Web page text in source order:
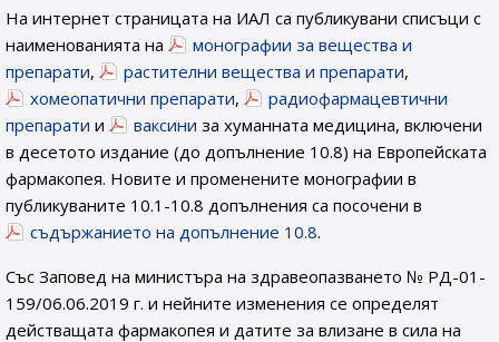
На интернет страницата на ИАЛ са публикувани списъци с
наименованията на
монографии за вещества и
препарати, растителни вещества и препарати,
хомеопатични препарати,
радиофармацевтични
препарати и ваксини за хуманната медицина, включени
в десетото издание (до допълнение 10.8) на Европейската
фармакопея. Новите и променените монографии в
публикуваните 10.1-10.8 допълнения са посочени в
съдържанието на допълнение 10.8.
Със Заповед на министъра на здравеопазването № РД-01-
159/06.06.2019 г. и нейните изменения се определят
действащата фармакопея и датите за влизане в сила на